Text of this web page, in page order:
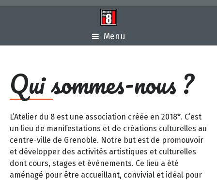
Menu
Qui sommes-nous ?
L’Atelier du 8 est une association créée en 2018*. C’est
un lieu de manifestations et de créations culturelles au
centre-ville de Grenoble. Notre but est de promouvoir
et développer des activités artistiques et culturelles
dont cours, stages et évènements. Ce lieu a été
aménagé pour être accueillant, convivial et idéal pour